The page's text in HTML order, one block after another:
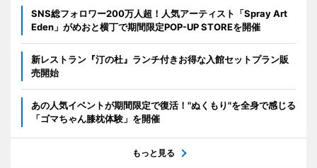
SNS総フォロワー200万人超！人気アーティスト「Spray Art
Eden」がめおと横丁で期間限定POP-UP STOREを開催
新レストラン『汀の杜』ランチ付きお得な入館セットプラン販
売開始
あの人気イベントが期間限定で復活！"ぬくもり"を全身で感じる
「ゴマちゃん膝枕体験」を開催
もっと見る